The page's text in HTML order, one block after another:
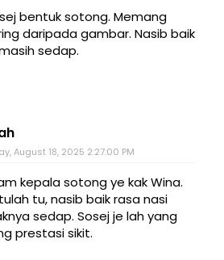
bentuk sotong. Memang
daripada gambar. Nasib baik
sedap.
August 18, 2025 2:27:00 PM
kepala sotong ye kak Wina.
tu, nasib baik rasa nasi
sedap. Sosej je lah yang
prestasi sikit.